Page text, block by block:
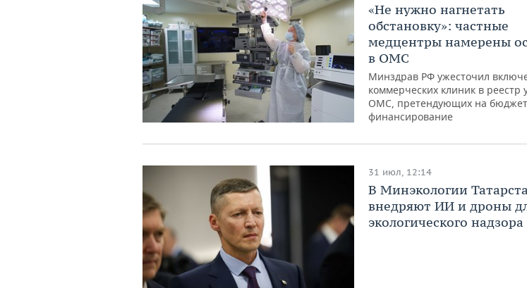
«Не нужно нагнетать
обстановку»: частные
медцентры намерены
в ОМС
Минздрав РФ ужесточил
коммерческих клиник в реестр
ОМС, претендующих на
финансирование
31 июл, 12:14
В Минэкологии
внедряют ИИ и дроны
экологического надзора